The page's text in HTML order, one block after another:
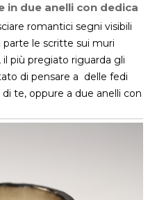
in due anelli con dedica
romantici segni visibili
parte le scritte sui muri
più pregiato riguarda gli
di pensare a delle fedi
te, oppure a due anelli con